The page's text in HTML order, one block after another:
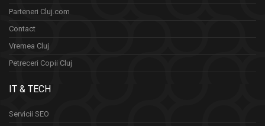
Parteneri Cluj.com
Contact
Vremea Cluj
Petreceri Copii Cluj
IT & TECH
Servicii SEO